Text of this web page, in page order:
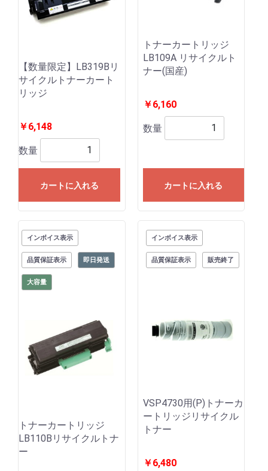
【数量限定】LB319Bリ
サイクルトナーカート
リッジ
￥6,148
数量
カートに入れる
トナーカートリッジ
LB109A リサイクルト
ナー(国産)
￥6,160
数量
カートに入れる
インボイス表示
品質保証表示 即日発送
大容量
トナーカートリッジ
LB110Bリサイクルトナ
ー
インボイス表示
品質保証表示 販売終了
VSP4730用(P)トナーカ
ートリッジリサイクル
トナー
￥6,480